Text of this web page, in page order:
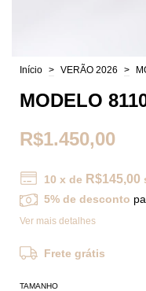
Início > VERÃO 2026 >
MODELO
R$1.450,00
10 x de R$145,00
5% de desconto
Ver mais detalhes
Frete grátis
TAMANHO